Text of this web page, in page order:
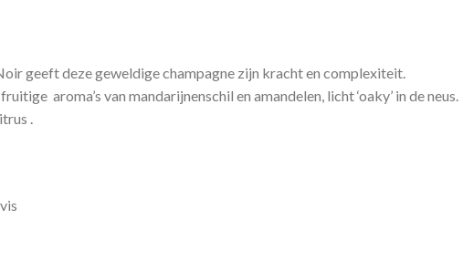
geeft deze geweldige champagne zijn kracht en complexiteit.
aroma’s van mandarijnenschil en amandelen, licht ‘oaky’ in de neus.
.